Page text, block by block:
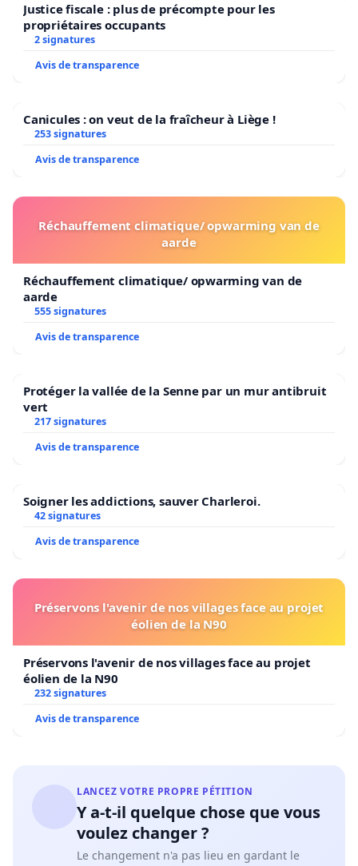
Justice fiscale : plus de précompte pour les
propriétaires occupants
2 signatures
Avis de transparence
Canicules : on veut de la fraîcheur à Liège !
253 signatures
Avis de transparence
Réchauffement climatique/ opwarming van de
aarde
Réchauffement climatique/ opwarming van de
aarde
555 signatures
Avis de transparence
Protéger la vallée de la Senne par un mur antibruit
vert
217 signatures
Avis de transparence
Soigner les addictions, sauver Charleroi.
42 signatures
Avis de transparence
Préservons l'avenir de nos villages face au projet
éolien de la N90
Préservons l'avenir de nos villages face au projet
éolien de la N90
232 signatures
Avis de transparence
LANCEZ VOTRE PROPRE PÉTITION
Y a-t-il quelque chose que vous
voulez changer ?
Le changement n'a pas lieu en gardant le